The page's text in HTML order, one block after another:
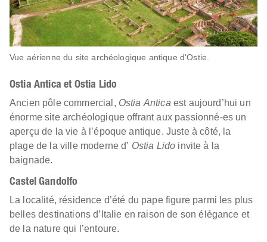
Vue aérienne du site archéologique antique d'Ostie.
Ostia Antica et Ostia Lido
Ancien pôle commercial, Ostia Antica est aujourd’hui un
énorme site archéologique offrant aux passionné-es un
aperçu de la vie à l’époque antique. Juste à côté, la
plage de la ville moderne d’ Ostia Lido invite à la
baignade.
Castel Gandolfo
La localité, résidence d’été du pape figure parmi les plus
belles destinations d’Italie en raison de son élégance et
de la nature qui l’entoure.